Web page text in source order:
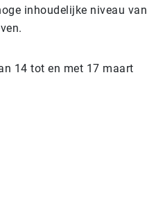
inhoudelijke niveau van
14 tot en met 17 maart